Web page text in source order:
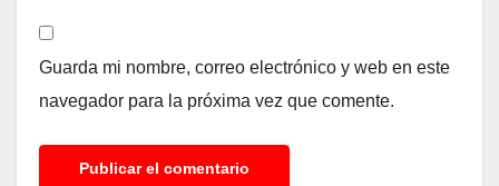
Guarda mi nombre, correo electrónico y web en este
navegador para la próxima vez que comente.